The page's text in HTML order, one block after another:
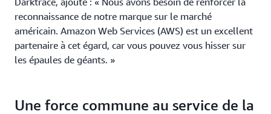
reconnaissance de notre marque sur le marché
américain. Amazon Web Services (AWS) est un excellent
partenaire à cet égard, car vous pouvez vous hisser sur
les épaules de géants. »
Une force commune au service de la